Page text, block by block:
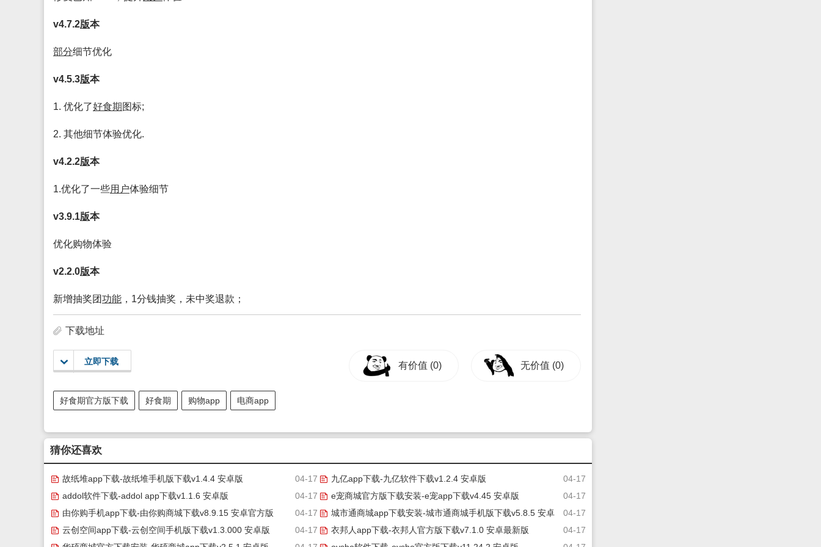
v4.7.2版本
部分细节优化
v4.5.3版本
1. 优化了好食期 图标;
2. 其他细节体验优化.
v4.2.2版本
1.优化了一些用户体验细节
v3.9.1版本
优化购物体验
v2.2.0版本
新增抽奖团功能 ，1分钱抽奖，未中奖退款；
下载地址
立即下载 有价值 (0) 无价值 (0)
好食期官方版下载 好食期 购物app 电商app
猜你还喜欢
04-17
故纸堆app下载-故纸堆手机版下载v1.4.4 安卓版 04-17
九亿app下载-九亿软件下载v1.2.4 安卓版
04-17
addol软件下载-addol app下载v1.1.6 安卓版 04-17
e宠商城官方版下载安装-e宠app下载v4.45 安卓版
04-17
由你购手机app下载-由你购商城下载v8.9.15 安卓官方版 04-17
城市通商城app下载安装-城市通商城手机版下载v5.8.5 安卓
版
04-17
云创空间app下载-云创空间手机版下载v1.3.000 安卓版 04-17
衣邦人app下载-衣邦人官方版下载v7.1.0 安卓最新版